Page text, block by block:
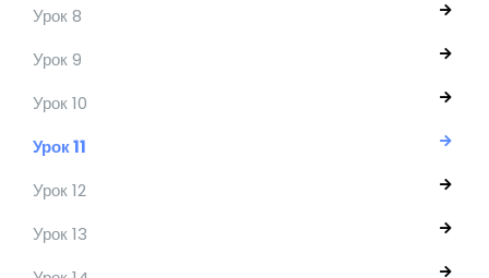
Урок 8
Урок 9
Урок 10
Урок 11
Урок 12
Урок 13